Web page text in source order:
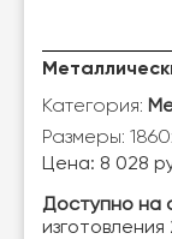
Категория:
Размеры:
Цена: 8 028
Доступно на